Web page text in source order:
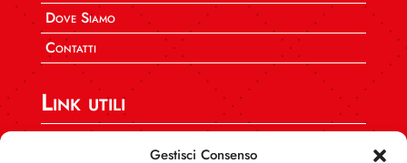
Gestisci Consenso
Dove Siamo
Contatti
Link utili
SPI CGIL Nazionale